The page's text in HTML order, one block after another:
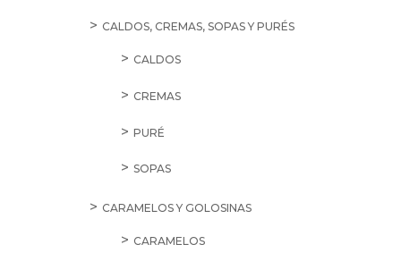
CALDOS, CREMAS, SOPAS Y PURÉS
CALDOS
CREMAS
PURÉ
SOPAS
CARAMELOS Y GOLOSINAS
CARAMELOS